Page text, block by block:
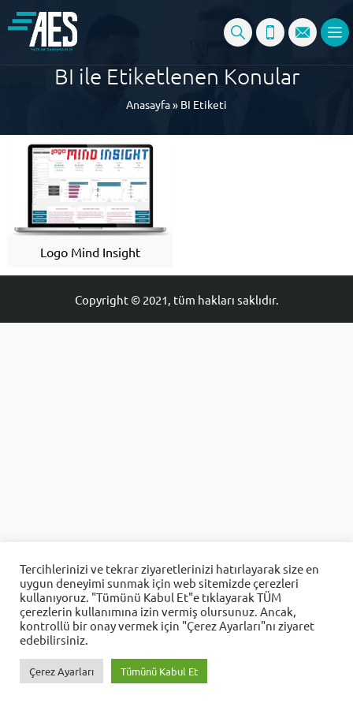
BI ile Etiketlenen Konular
Anasayfa» BI Etiketi
Logo Mind Insight
Copyright © 2021, tüm hakları saklıdır.
Cevap Yaz
Tercihlerinizi ve tekrar ziyaretlerinizi hatırlayarak size en
uygun deneyimi sunmak için web sitemizde çerezleri
kullanıyoruz. "Tümünü Kabul Et"e tıklayarak TÜM
çerezlerin kullanımına izin vermiş olursunuz. Ancak,
kontrollü bir onay vermek için "Çerez Ayarları"nı ziyaret
edebilirsiniz.
Çerez Ayarları Tümünü Kabul Et